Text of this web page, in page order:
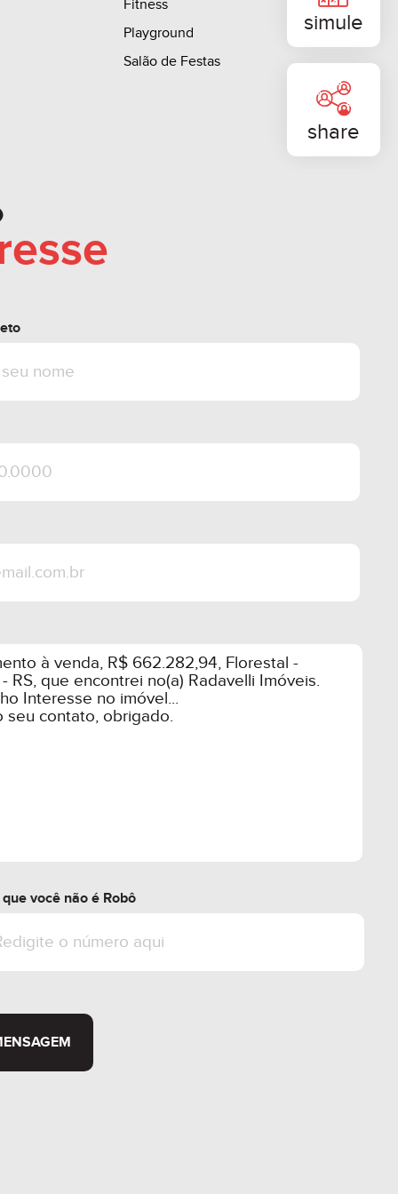
simule
share
entre em contato conosco.
sem aviso prévio.
Fitness
Playground
Salão de Festas
você não é Robô